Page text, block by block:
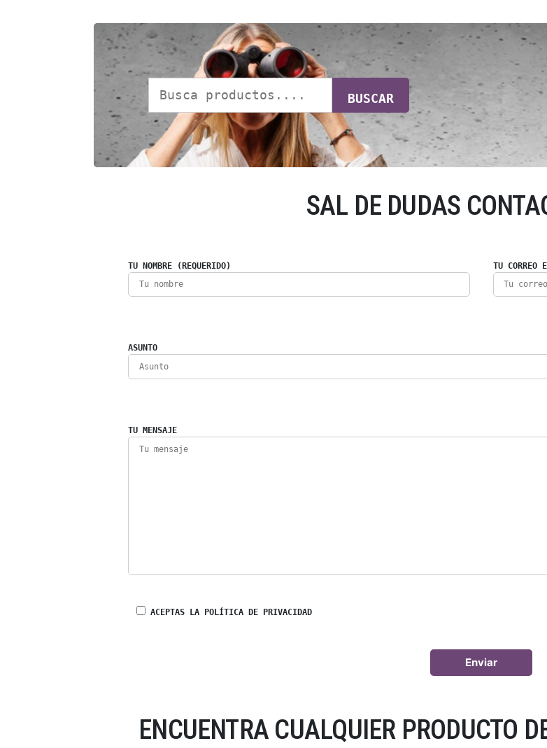
BUSCAR
SAL DE DUDAS
TU NOMBRE (REQUERIDO) TU CORREO
ASUNTO
TU MENSAJE
ACEPTAS LA POLÍTICA DE PRIVACIDAD
ENCUENTRA CUALQUIER PRODUCTO